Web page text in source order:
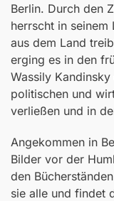
Berlin. Durch den
herrscht in
aus dem Land
erging es in den
Wassily
politischen und
verließen und in
Angekommen in
Bilder vor der
den
sie alle und findet